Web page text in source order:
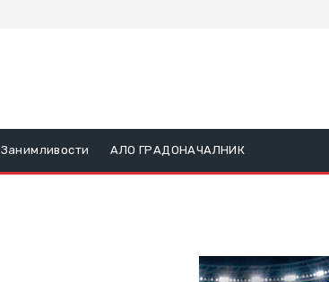
Занимливости АЛО ГРАДОНАЧАЛНИК